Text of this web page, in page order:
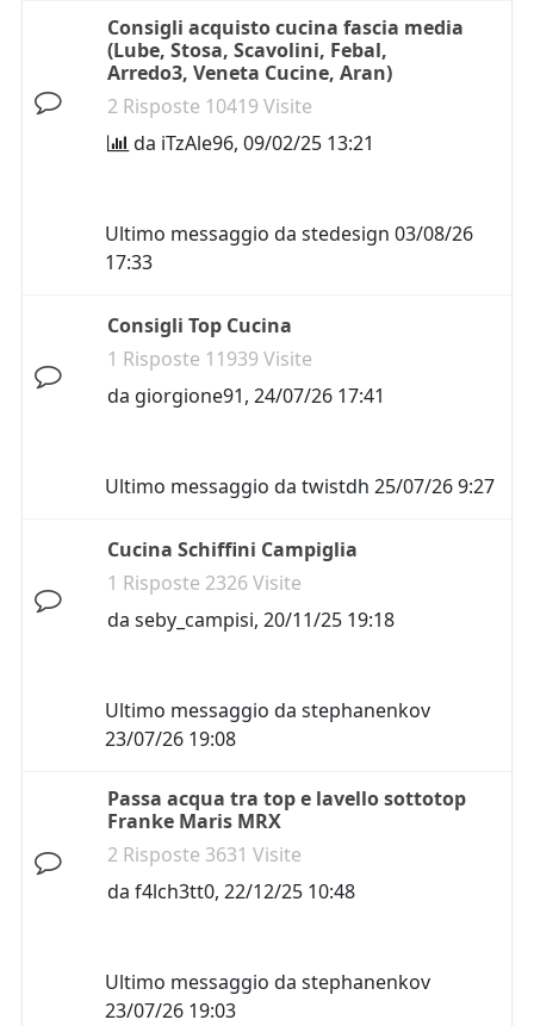
Consigli acquisto cucina fascia media
(Lube, Stosa, Scavolini, Febal,
Arredo3, Veneta Cucine, Aran)
2 Risposte 10419 Visite
da iTzAle96, 09/02/25 13:21
Ultimo messaggio da stedesign 03/08/26
17:33
Consigli Top Cucina
1 Risposte 11939 Visite
da giorgione91, 24/07/26 17:41
Ultimo messaggio da twistdh 25/07/26 9:27
Cucina Schiffini Campiglia
1 Risposte 2326 Visite
da seby_campisi, 20/11/25 19:18
Ultimo messaggio da stephanenkov
23/07/26 19:08
Passa acqua tra top e lavello sottotop
Franke Maris MRX
2 Risposte 3631 Visite
da f4lch3tt0, 22/12/25 10:48
Ultimo messaggio da stephanenkov
23/07/26 19:03